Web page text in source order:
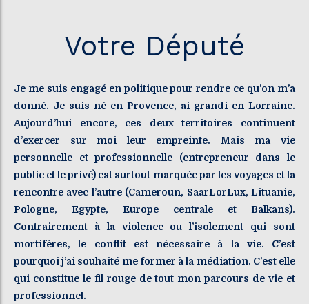
Votre Député
Je me suis engagé en politique pour rendre ce qu’on m’a
donné. Je suis né en Provence, ai grandi en Lorraine.
Aujourd’hui encore, ces deux territoires continuent
d’exercer sur moi leur empreinte. Mais ma vie
personnelle et professionnelle (entrepreneur dans le
public et le privé) est surtout marquée par les voyages et la
rencontre avec l’autre (Cameroun, SaarLorLux, Lituanie,
Pologne, Egypte, Europe centrale et Balkans).
Contrairement à la violence ou l’isolement qui sont
mortifères, le conflit est nécessaire à la vie. C’est
pourquoi j’ai souhaité me former à la médiation. C’est elle
qui constitue le fil rouge de tout mon parcours de vie et
professionnel.